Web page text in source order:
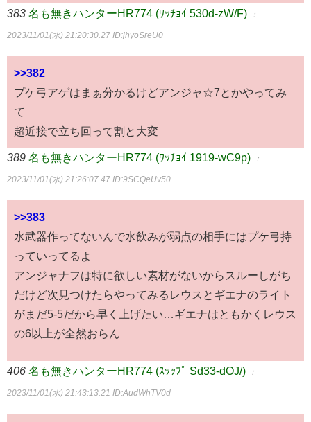
383 名も無きハンターHR774 (ﾜｯﾁｮｲ 530d-zW/F) ：
2023/11/01(水) 21:20:30.27 ID:jhyoSreU0
>>382
プケ弓アゲはまぁ分かるけどアンジャ☆7とかやってみ
て
超近接で立ち回って割と大変
389 名も無きハンターHR774 (ﾜｯﾁｮｲ 1919-wC9p) ：
2023/11/01(水) 21:26:07.47 ID:9SCQeUv50
>>383
水武器作ってないんで水飲みが弱点の相手にはプケ弓持
っていってるよ
アンジャナフは特に欲しい素材がないからスルーしがち
だけど次見つけたらやってみるレウスとギエナのライト
がまだ5-5だから早く上げたい…ギエナはともかくレウス
の6以上が全然おらん
406 名も無きハンターHR774 (ｽｯｯﾌﾟ Sd33-dOJ/) ：
2023/11/01(水) 21:43:13.21 ID:AudWhTV0d